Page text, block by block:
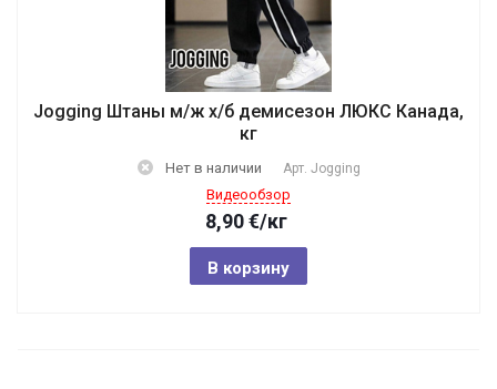
Jogging Штаны м/ж х/б демисезон ЛЮКС Канада,
кг
Нет в наличии Арт. Jogging
Видеообзор
8,90€/кг
В корзину